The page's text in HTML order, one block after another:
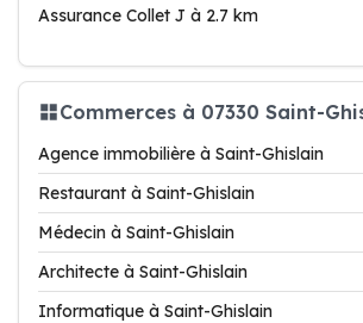
Assurance Collet J à 2.7 km
Commerces à 07330 Saint-
Agence immobilière à Saint-Ghislain
Restaurant à Saint-Ghislain
Médecin à Saint-Ghislain
Architecte à Saint-Ghislain
Informatique à Saint-Ghislain